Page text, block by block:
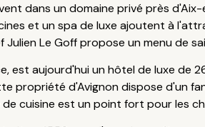
dans un domaine privé près
et un spa de luxe ajoutent à
Julien Le Goff propose un menu de
est aujourd'hui un hôtel de luxe de
propriété d'Avignon dispose d'un
cuisine est un point fort pour les